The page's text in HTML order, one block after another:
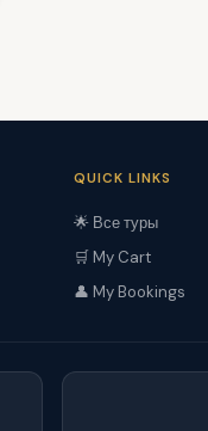
QUICK LINKS
🌟 Все туры
🛒 My Cart
👤 My Bookings